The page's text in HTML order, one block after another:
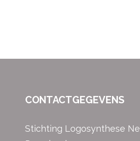
CONTACTGEGEVENS
Stichting Logosynthese